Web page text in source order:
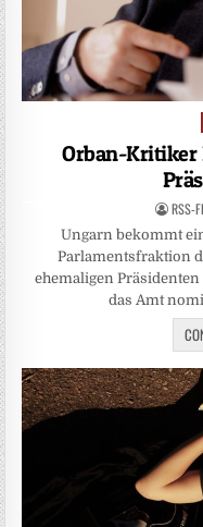
Orban-Kritiker
RSS-
Ungarn bekommt
Parlamentsfraktion
ehemaligen
das Amt